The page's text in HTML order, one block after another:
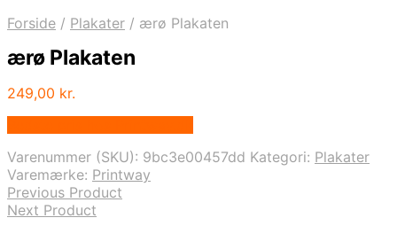
Forside / Plakater / ærø Plakaten
ærø Plakaten
249,00 kr.
Varenummer (SKU): 9bc3e00457dd Kategori: Plakater
Varemærke: Printway
Previous Product
Next Product